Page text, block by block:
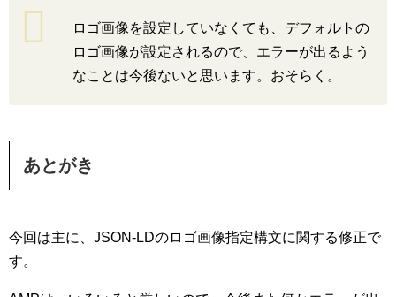
ロゴ画像を設定していなくても、デフォルトの
ロゴ画像が設定されるので、エラーが出るよう
なことは今後ないと思います。おそらく。
あとがき
今回は主に、JSON-LDのロゴ画像指定構文に関する修正で
す。